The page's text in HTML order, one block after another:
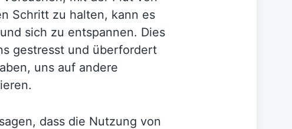
Schritt zu halten, kann es
sich zu entspannen. Dies
gestresst und überfordert
uns auf andere
dass die Nutzung von